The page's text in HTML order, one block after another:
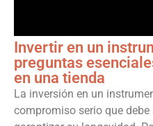
Invertir en un
preguntas
en una tienda
La inversión en un
compromiso serio que